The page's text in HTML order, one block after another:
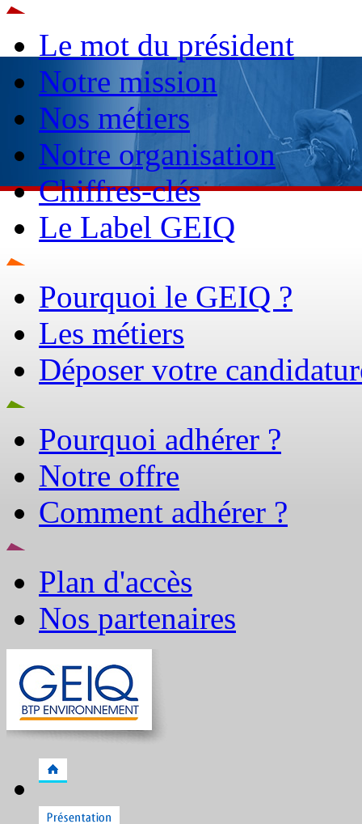
Le mot du président
Notre mission
Nos métiers
Notre organisation
Chiffres-clés
Le Label GEIQ
Pourquoi le GEIQ ?
Les métiers
Déposer votre
Pourquoi adhérer ?
Notre offre
Comment adhérer ?
Plan d'accès
Nos partenaires